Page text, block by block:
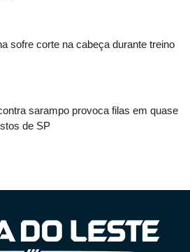
sofre corte na cabeça durante treino
sarampo provoca filas em quase
de SP